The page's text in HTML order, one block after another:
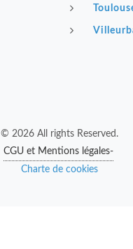
© 2026 All rights Reserved.
CGU et Mentions légales-
Charte de cookies